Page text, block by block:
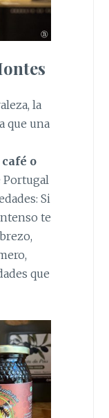
la
que una
o
Portugal
Si
te
que